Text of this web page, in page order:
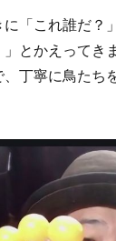
「これ誰だ？
」とかえってき
、丁寧に鳥たち